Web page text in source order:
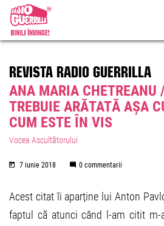
REVISTA RADIO GUERRILLA
ANA MARIA CHETREANU
TREBUIE ARĂTATĂ AȘA
CUM ESTE ÎN VIS
Vocea Ascultătorului
7 iunie 2018 0 commentarii
Acest citat îi aparține lui Anton
faptul că atunci când l-am citit